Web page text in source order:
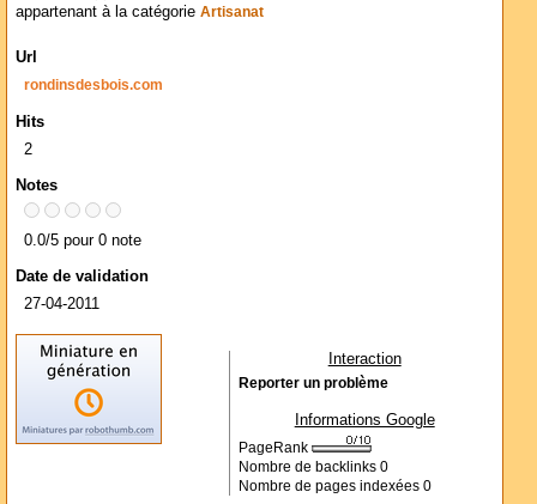
appartenant à la catégorie Artisanat
Url
rondinsdesbois.com
Hits
2
Notes
0.0/5 pour 0 note
Date de validation
27-04-2011
Interaction
Reporter un problème
Informations Google
PageRank
Nombre de backlinks 0
Nombre de pages indexées 0